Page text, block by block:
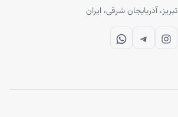
تبریز، آذربایجان شرقی، ایران
Instagram
Telegram
WhatsApp